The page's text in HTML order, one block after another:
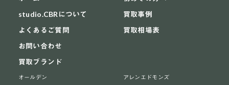
studio.CBRについて
よくあるご質問
お問い合わせ
買取事例
買取相場表
買取ブランド
オールデン
アレンエドモンズ